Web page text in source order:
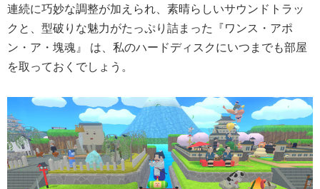
連続に巧妙な調整が加えられ、素晴らしいサウンドトラッ
クと、型破りな魅力がたっぷり詰まった『ワンス・アポ
ン・ア・塊魂』 は、私のハードディスクにいつまでも部屋
を取っておくでしょう。